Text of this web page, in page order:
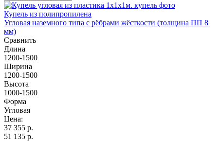
Купель из полипропилена
Угловая наземного типа с рёбрами жёсткости (толщина ПП 8
мм)
Сравнить
Длина
1200-1500
Ширина
1200-1500
Высота
1000-1500
Форма
Угловая
Цена:
37 355 р.
51 135 р.